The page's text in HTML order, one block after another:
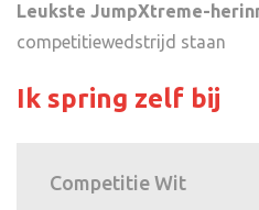
Leukste JumpXtreme-
competitiewedstrijd staan
Ik spring zelf bij
Competitie Wit